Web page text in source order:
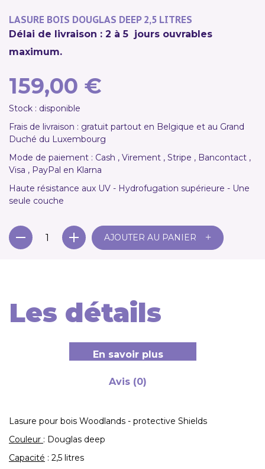
LASURE BOIS DOUGLAS DEEP 2,5 LITRES
Délai de livraison : 2 à 5 jours ouvrables
maximum.
159,00 €
Stock : disponible
Frais de livraison : gratuit partout en Belgique et au Grand
Duché du Luxembourg
Mode de paiement : Cash , Virement , Stripe , Bancontact ,
Visa , PayPal en Klarna
Haute résistance aux UV - Hydrofugation supérieure - Une
seule couche
AJOUTER AU PANIER +
Les détails
En savoir plus
Avis (0)
Lasure pour bois Woodlands - protective Shields
Couleur : Douglas deep
Capacité : 2,5 litres